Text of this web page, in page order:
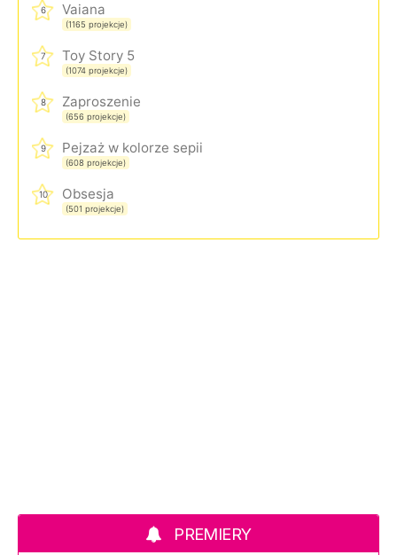
6 Vaiana
(1165 projekcje)
7 Toy Story 5
(1074 projekcje)
8 Zaproszenie
(656 projekcje)
9 Pejzaż w kolorze sepii
(608 projekcje)
10 Obsesja
(501 projekcje)
PREMIERY